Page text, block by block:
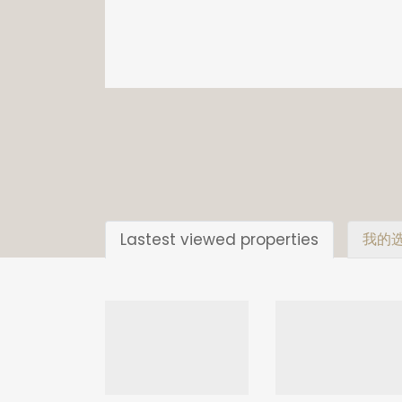
Lastest viewed properties 我的